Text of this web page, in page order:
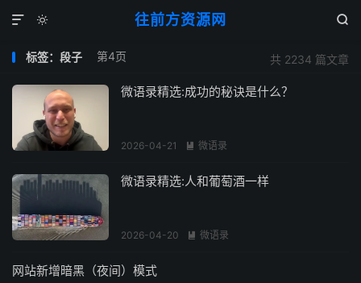
往前方资源网
 

共 2234 篇文章
标签：段子 第4页
微语录精选:成功的秘诀是什么？
2026-04-21  微语录
微语录精选:人和葡萄酒一样
2026-04-20  微语录
网站新增暗黑（夜间）模式